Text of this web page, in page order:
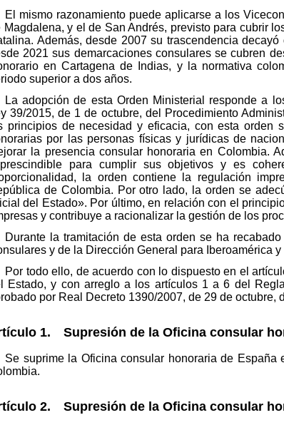
El mismo razonamiento puede aplicarse a los
Magdalena, y el de San Andrés, previsto para cubrir
Además, desde 2007 su trascendencia
2021 sus demarcaciones consulares se cubren
en Cartagena de Indias, y la normativa
superior a dos años.
La adopción de esta Orden Ministerial responde a
39/2015, de 1 de octubre, del Procedimiento
principios de necesidad y eficacia, con esta
por las personas físicas y jurídicas de
la presencia consular honoraria en Colombia.
para cumplir sus objetivos y es
la orden contiene la regulación
de Colombia. Por otro lado, la orden se
del Estado». Por último, en relación con el
y contribuye a racionalizar la gestión de los
Durante la tramitación de esta orden se ha
y de la Dirección General para Iberoamérica y
Por todo ello, de acuerdo con lo dispuesto en el
Estado, y con arreglo a los artículos 1 a 6 del
por Real Decreto 1390/2007, de 29 de octubre,
1. Supresión de la Oficina consular
Se suprime la Oficina consular honoraria de
2. Supresión de la Oficina consular